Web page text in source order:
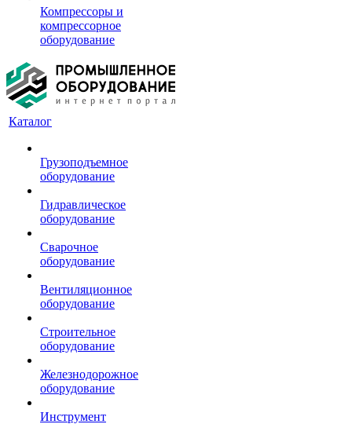
Компрессоры и
компрессорное
оборудование
Каталог
Грузоподъемное
оборудование
Гидравлическое
оборудование
Сварочное
оборудование
Вентиляционное
оборудование
Строительное
оборудование
Железнодорожное
оборудование
Инструмент